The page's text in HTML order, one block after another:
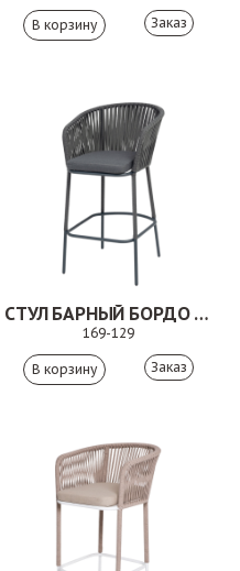
Заказ
СТУЛ БАРНЫЙ БОРДО СЕРЫЙ/ТЕМНО-СЕРЫЙ
169-129
Заказ